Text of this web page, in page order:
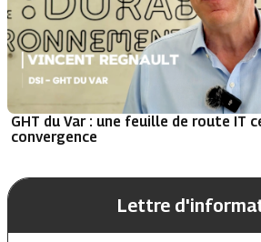
GHT du Var : une feuille de route IT
convergence
Lettre